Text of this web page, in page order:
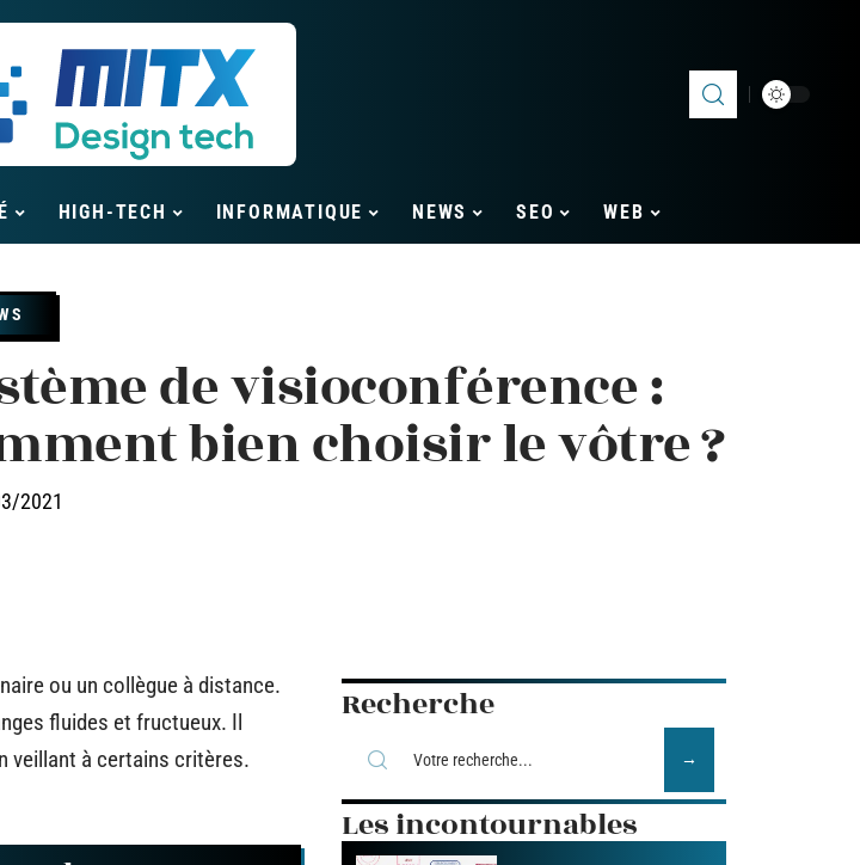
HIGH-TECH INFORMATIQUE NEWS SEO WEB
de visioconférence :
bien choisir le vôtre ?
2021
ou un collègue à distance.
fluides et fructueux. Il
veillant à certains critères.
Recherche
Les incontournables